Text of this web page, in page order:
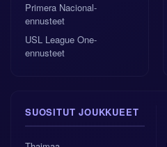
Primera Nacional-
ennusteet
USL League One-
ennusteet
SUOSITUT JOUKKUEET